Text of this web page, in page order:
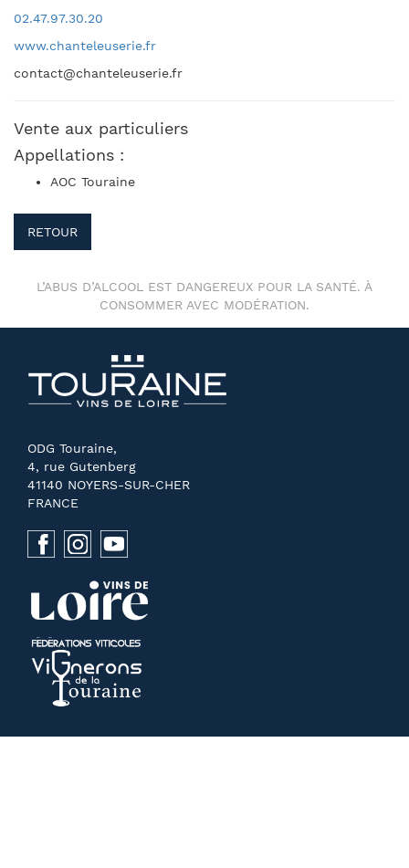
02.47.97.30.20
www.chanteleuserie.fr
contact@chanteleuserie.fr
Vente aux particuliers
Appellations :
AOC Touraine
RETOUR
L’ABUS D’ALCOOL EST DANGEREUX POUR LA SANTÉ. À
CONSOMMER AVEC MODÉRATION.
ODG Touraine,
4, rue Gutenberg
41140 NOYERS-SUR-CHER
FRANCE